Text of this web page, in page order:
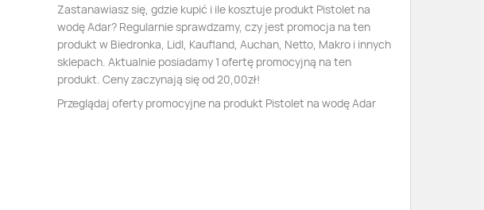
Zastanawiasz się, gdzie kupić i ile kosztuje produkt Pistolet na
wodę Adar? Regularnie sprawdzamy, czy jest promocja na ten
produkt w Biedronka, Lidl, Kaufland, Auchan, Netto, Makro i innych
sklepach. Aktualnie posiadamy 1 ofertę promocyjną na ten
produkt. Ceny zaczynają się od 20,00zł!
Przeglądaj oferty promocyjne na produkt Pistolet na wodę Adar